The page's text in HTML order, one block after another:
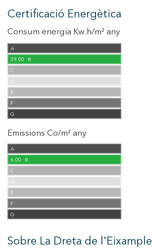
Certificació Energètica
Consum energia Kw h/m² any
A
39.00
B
C
D
E
F
G
Emissions Co/m² any
A
6.00
B
C
D
E
F
G
Sobre La Dreta de l'Eixample